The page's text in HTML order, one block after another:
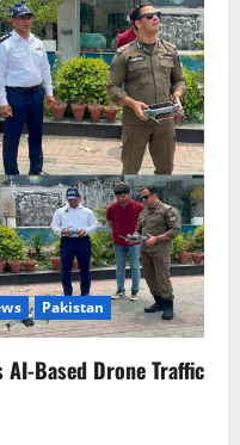
Pakistan
AI-Based Drone Traffic